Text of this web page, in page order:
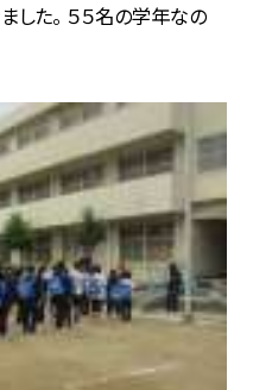
した。 ５５名の学年なの